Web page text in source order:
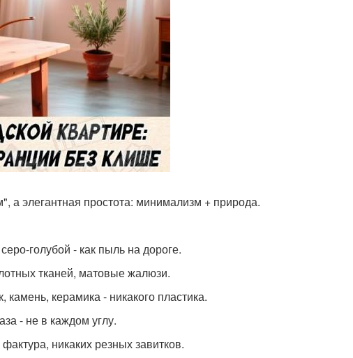
элегантная простота: минимализм + природа.
голубой - как пыль на дороге.
тканей, матовые жалюзи.
керамика - никакого пластика.
- не в каждом углу.
никаких резных завитков.